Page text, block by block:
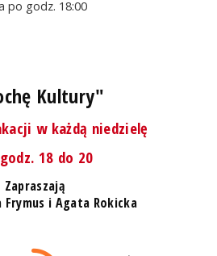
po godz. 18:00
Kultury"
w każdą niedzielę
18 do 20
Zapraszają
Frymus i Agata Rokicka